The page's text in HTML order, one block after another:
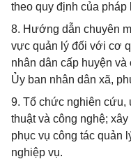
theo quy định của pháp
8. Hướng dẫn chuyên
vực quản lý đối với cơ
nhân dân cấp huyện
Ủy ban nhân dân xã,
9. Tổ chức nghiên cứu,
thuật và công nghệ;
phục vụ công tác quản
nghiệp vụ.